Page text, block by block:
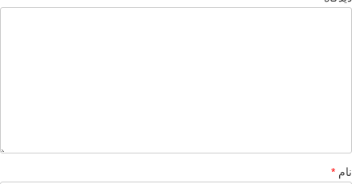
نام *